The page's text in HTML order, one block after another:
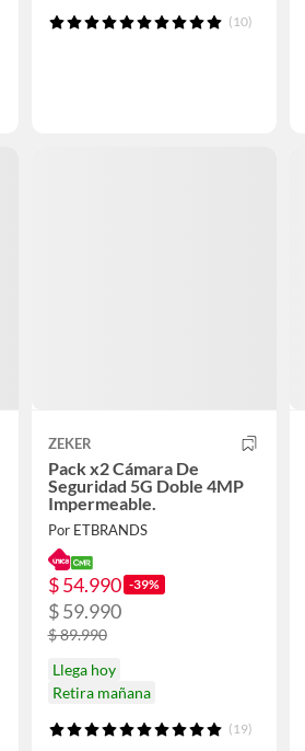
(10)
ZEKER
Pack x2 Cámara De
Seguridad 5G Doble 4MP
Impermeable.
Por ETBRANDS
$ 54.990 -39%
$ 59.990
$ 89.990
Llega hoy
Retira mañana
(19)